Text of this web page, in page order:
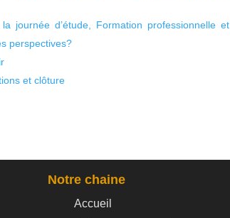
journée d’étude, Formation professionnelle et
perspectives?
et clôture
Notre chaine
Accueil